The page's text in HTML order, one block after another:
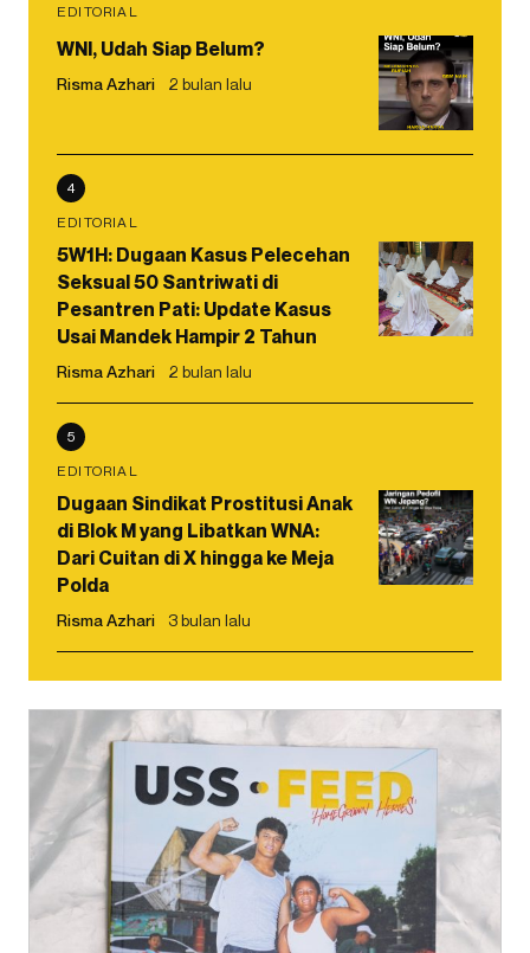
EDITORIAL
WNI, Udah Siap Belum?
Risma Azhari 2 bulan lalu
4
EDITORIAL
5W1H: Dugaan Kasus Pelecehan
Seksual 50 Santriwati di
Pesantren Pati: Update Kasus
Usai Mandek Hampir 2 Tahun
Risma Azhari 2 bulan lalu
5
EDITORIAL
Dugaan Sindikat Prostitusi Anak
di Blok M yang Libatkan WNA:
Dari Cuitan di X hingga ke Meja
Polda
Risma Azhari 3 bulan lalu